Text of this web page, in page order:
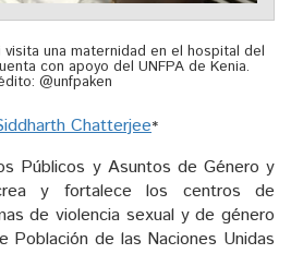
visita una maternidad en el hospital del
con apoyo del UNFPA de Kenia.
@unfpaken
Chatterjee*
Públicos y Asuntos de Género y
y fortalece los centros de
de violencia sexual y de género
Población de las Naciones Unidas